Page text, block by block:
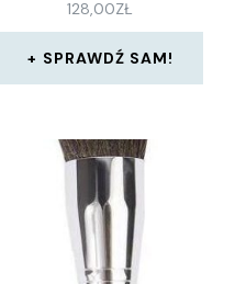
128,00ZŁ
SPRAWDŹ SAM!